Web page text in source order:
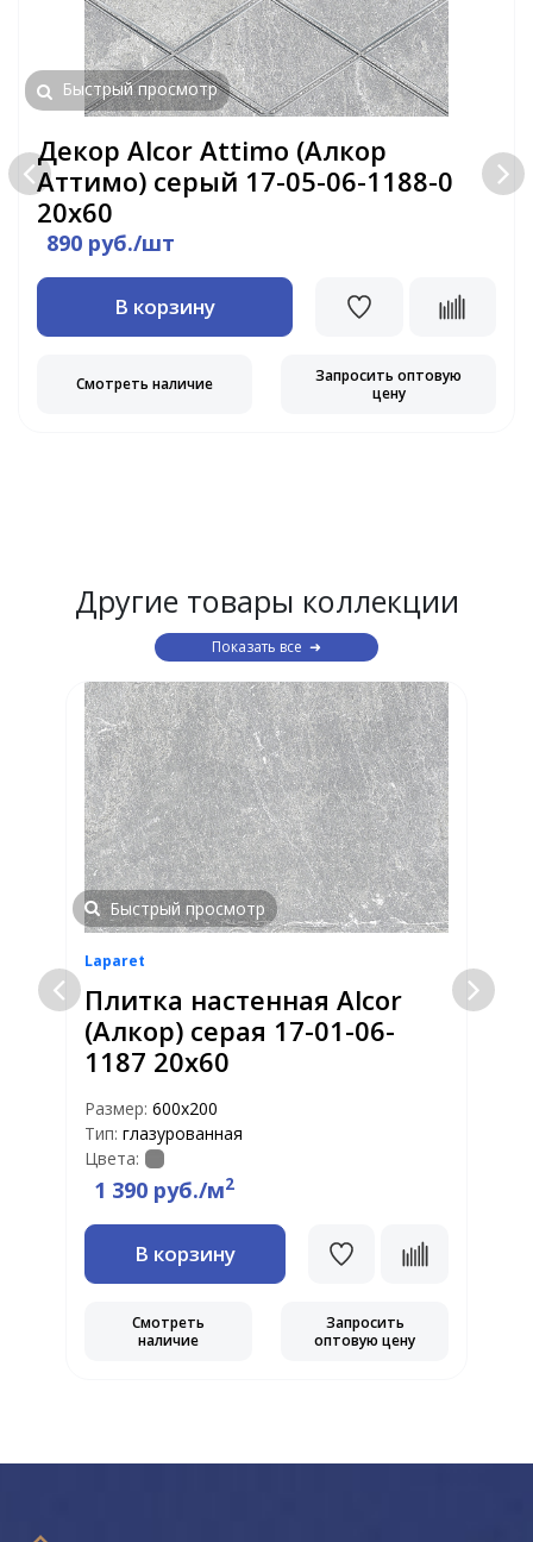
Быстрый просмотр
Декор Alcor Attimo (Алкор
Аттимо) серый 17-05-06-1188-0
20х60
890 руб./шт
В корзину
Смотреть наличие
Запросить оптовую
цену
Другие товары коллекции
Показать все
Быстрый просмотр
Laparet
Плитка настенная Alcor
(Алкор) серая 17-01-06-
1187 20х60
Размер: 600х200
Тип: глазурованная
Цвета:
1 390 руб./м2
В корзину
Смотреть
наличие
Запросить
оптовую цену